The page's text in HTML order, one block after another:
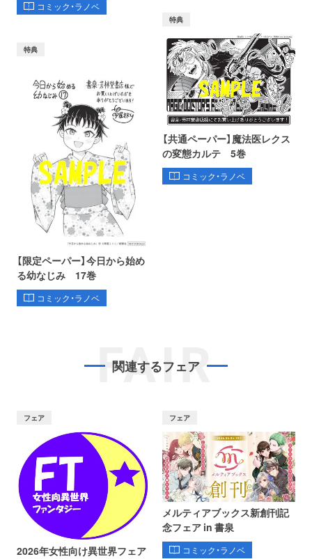
コミック・ラノベ
特典
【限定ペーパー】今日から始め
る幼なじみ 17巻
コミック・ラノベ
特典
【共通ペーパー】魔法医レクス
の変態カルテ 5巻
コミック・ラノベ
FAIR
関連するフェア
フェア
2026年女性向け異世界フェア
フェア
メルティアブックス新創刊記
念フェア in 書泉
コミック・ラノベ